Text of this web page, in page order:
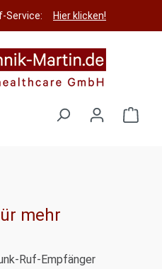
Service: Hier klicken!
mehr
Ruf-Empfänger